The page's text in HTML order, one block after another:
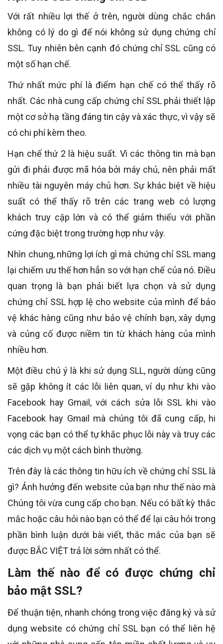
Với rất nhiều lợi thế ở trên, người dùng chắc chắn
không có lý do gì để nói không sử dụng chứng chỉ
SSL. Tuy nhiên bên cạnh đó chứng chỉ SSL cũng có
một số hạn chế.
Thứ nhất mức phí là điểm hạn chế có thể thấy rõ
nhất. Các nhà cung cấp chứng chỉ SSL phải thiết lập
một cơ sở hạ tầng đáng tin cậy và xác thực, vì vậy sẽ
có chi phí kèm theo.
Hạn chế thứ 2 là hiệu suất. Vì các thông tin mà bạn
gửi đi phải được mã hóa bởi máy chủ, nên phải mất
nhiều tài nguyên máy chủ hơn. Sự khác biệt về hiệu
suất có thể thấy rõ trên các trang web có lượng
khách truy cập lớn và có thể giảm thiểu với phần
cứng đặc biệt trong trường hợp như vậy.
Nhìn chung, những lợi ích gì mà chứng chỉ SSL mang
lại chiếm ưu thế hơn hẳn so với hạn chế của nó. Điều
quan trọng là bạn phải biết lựa chọn và sử dụng
chứng chỉ SSL hợp lệ cho website của mình để bảo
vệ khác hàng cũng như bảo vệ chính bạn, xây dựng
và củng cố được niềm tin từ khách hàng của mình
nhiều hơn.
Một điều chú ý là khi sử dụng SLL, người dùng cũng
sẽ gặp không ít các lỗi liên quan, ví dụ như khi vào
Facebook hay Gmail, với cách sửa lỗi SSL khi vào
Facebook hay Gmail mà chúng tôi đã cung cấp, hi
vọng các bạn có thể tự khắc phục lỗi này và truy các
các dịch vụ một cách bình thường.
Trên đây là các thông tin hữu ích về chứng chỉ SSL là
gì? Ảnh hưởng đến website của bạn như thế nào mà
Chúng tôi vừa cung cấp cho bạn. Nếu có bất kỳ thắc
mắc hoặc câu hỏi nào bạn có thể để lại câu hỏi trong
phần bình luận dưới bài viết, thắc mắc của bạn sẽ
được BẮC VIỆT trả lời sớm nhất có thể.
Làm thế nào để có được chứng chỉ
bảo mật SSL?
Để thuận tiện, nhanh chóng trong việc đăng ký và sử
dụng website có chứng chỉ SSL bạn có thể liên hệ